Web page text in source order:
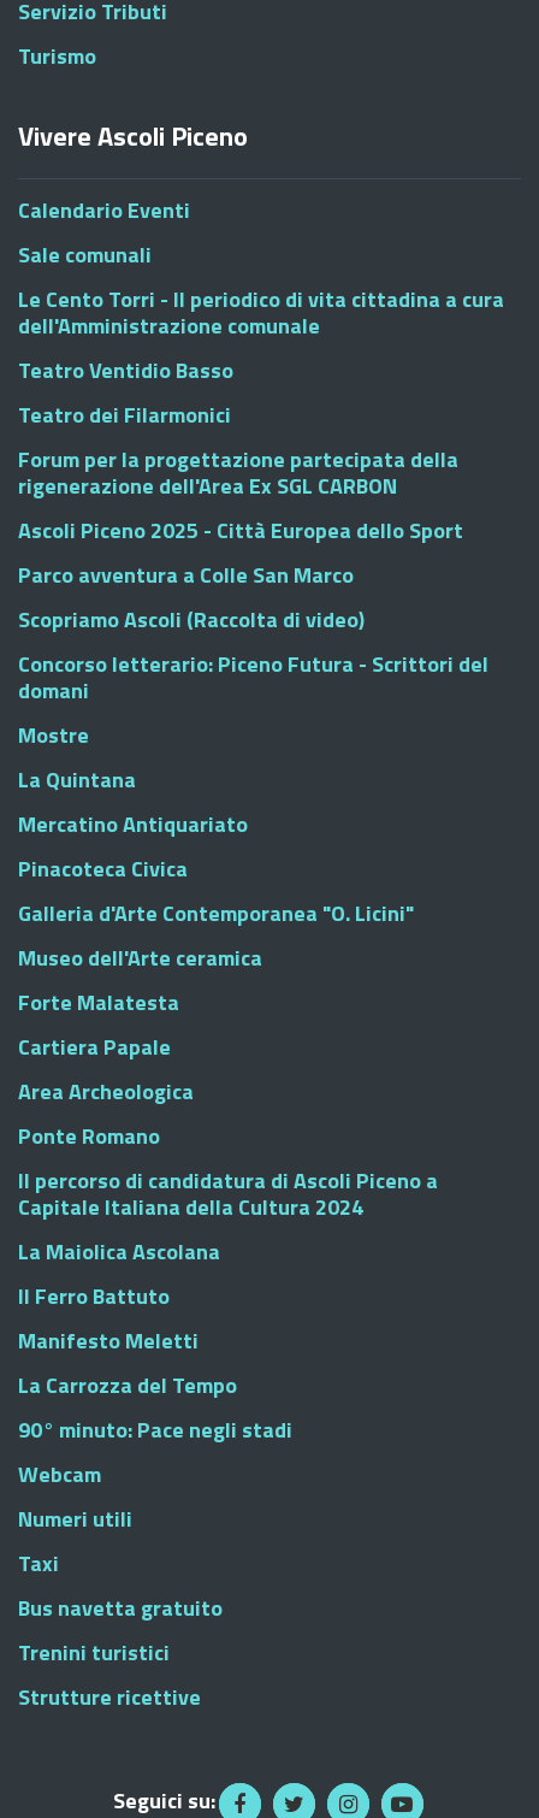
Servizio Tributi
Turismo
Vivere Ascoli Piceno
Calendario Eventi
Sale comunali
Le Cento Torri - Il periodico di vita cittadina a cura
dell'Amministrazione comunale
Teatro Ventidio Basso
Teatro dei Filarmonici
Forum per la progettazione partecipata della
rigenerazione dell'Area Ex SGL CARBON
Ascoli Piceno 2025 - Città Europea dello Sport
Parco avventura a Colle San Marco
Scopriamo Ascoli (Raccolta di video)
Concorso letterario: Piceno Futura - Scrittori del
domani
Mostre
La Quintana
Mercatino Antiquariato
Pinacoteca Civica
Galleria d'Arte Contemporanea "O. Licini"
Museo dell'Arte ceramica
Forte Malatesta
Cartiera Papale
Area Archeologica
Ponte Romano
Il percorso di candidatura di Ascoli Piceno a
Capitale Italiana della Cultura 2024
La Maiolica Ascolana
Il Ferro Battuto
Manifesto Meletti
La Carrozza del Tempo
90° minuto: Pace negli stadi
Webcam
Numeri utili
Taxi
Bus navetta gratuito
Trenini turistici
Strutture ricettive
Seguici su: